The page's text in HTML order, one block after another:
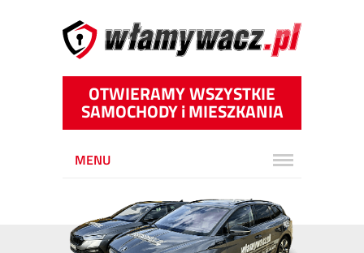
OTWIERAMY WSZYSTKIE
SAMOCHODYiMIESZKANIA
MENU